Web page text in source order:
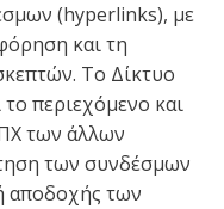
(hyperlinks), με
και τη
Το Δίκτυο
περιεχόμενο και
των άλλων
των συνδέσμων
αποδοχής των